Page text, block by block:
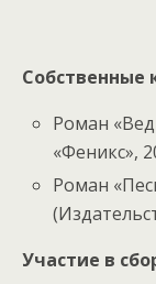
Собственные
Роман
«Феникс»,
Роман
Участие в